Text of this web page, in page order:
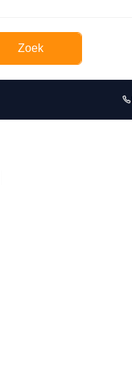
Zoek